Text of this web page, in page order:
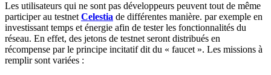
Les utilisateurs qui ne sont pas développeurs peuvent tout de même
participer au testnet Celestia de différentes manière. par exemple en
investissant temps et énergie afin de tester les fonctionnalités du
réseau. En effet, des jetons de testnet seront distribués en
récompense par le principe incitatif dit du « faucet ». Les missions à
remplir sont variées :